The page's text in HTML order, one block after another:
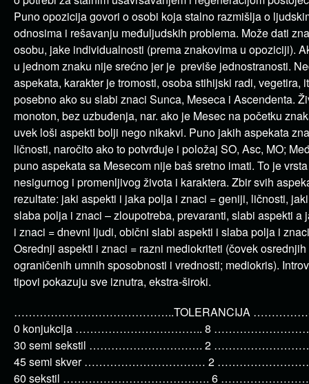
Puno opozicija govori o osobi koja stalno razmišlja o
odnosima i rešavanju međuljudskih problema. Može dati
osobu, jake individualnosti (prema znakovima u opoziciji).
u jednom znaku nije srećno jer je previše jednostranosti.
aspekata, karakter je tromosti, osoba stihijski radi, vegetira,
posebno ako su slabi znaci Sunca, Meseca i Ascendenta.
monoton, bez uzbuđenja, nar. ako je Mesec na početku
uvek loši aspekti bolji nego nikakvi. Puno jakih aspekata
ličnosti, naročito ako to potvrđuje i položaj SO, Asc, MO;
puno aspekata sa Mesecom nije baš sretno imati. To je vrsta
nesigurnog i promenljivog života i karaktera. Zbir svih
rezultate: jaki aspekti i jaka polja i znaci = geniji, ličnosti,
slaba polja i znaci – zloupotreba, prevaranti, slabi aspekti a
i znaci = dnevni ljudi, obični slabi aspekti i slaba polja i
Osrednji aspekti i znaci = razni mediokriteti (čovek
ograničenih umnih sposobnosti i vrednosti; mediokris).
tipovi pokazuju sve iznutra, ekstra-široki.
……………………………………..TOLERANCIJA
0 konjukcija …………………………….. 8 ……………………….
30 semi sekstil …………………………. 2
45 semi skver …………………………… 2
60 sekstil …………………………………. 6